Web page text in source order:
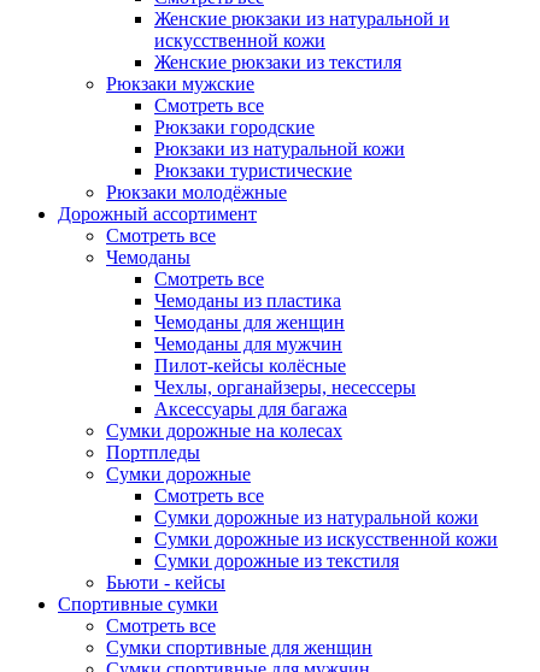
Женские рюкзаки из натуральной и
искусственной кожи
Женские рюкзаки из текстиля
Рюкзаки мужские
Смотреть все
Рюкзаки городские
Рюкзаки из натуральной кожи
Рюкзаки туристические
Рюкзаки молодёжные
Дорожный ассортимент
Смотреть все
Чемоданы
Смотреть все
Чемоданы из пластика
Чемоданы для женщин
Чемоданы для мужчин
Пилот-кейсы колёсные
Чехлы, органайзеры, несессеры
Аксессуары для багажа
Сумки дорожные на колесах
Портпледы
Сумки дорожные
Смотреть все
Сумки дорожные из натуральной кожи
Сумки дорожные из искусственной кожи
Сумки дорожные из текстиля
Бьюти - кейсы
Спортивные сумки
Смотреть все
Сумки спортивные для женщин